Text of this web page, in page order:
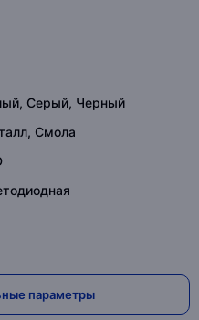
Серый, Черный
Смола
параметры